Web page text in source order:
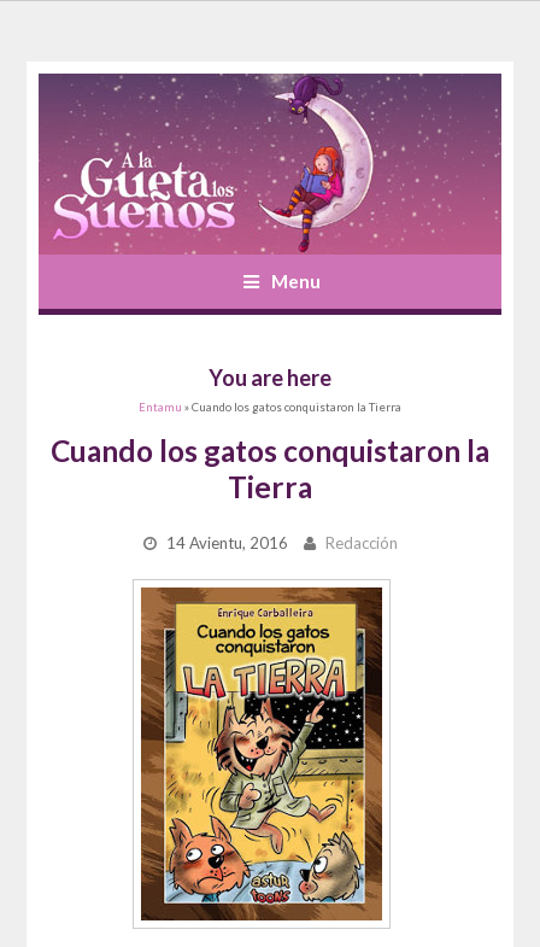
Menu
You are here
Entamu » Cuando los gatos conquistaron la Tierra
Cuando los gatos conquistaron la
Tierra
14 Avientu, 2016 Redacción